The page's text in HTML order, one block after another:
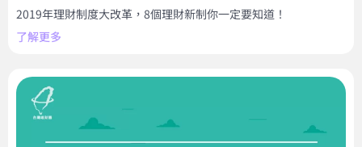
2019年理財制度大改革，8個理財新制你一定要知道！
了解更多